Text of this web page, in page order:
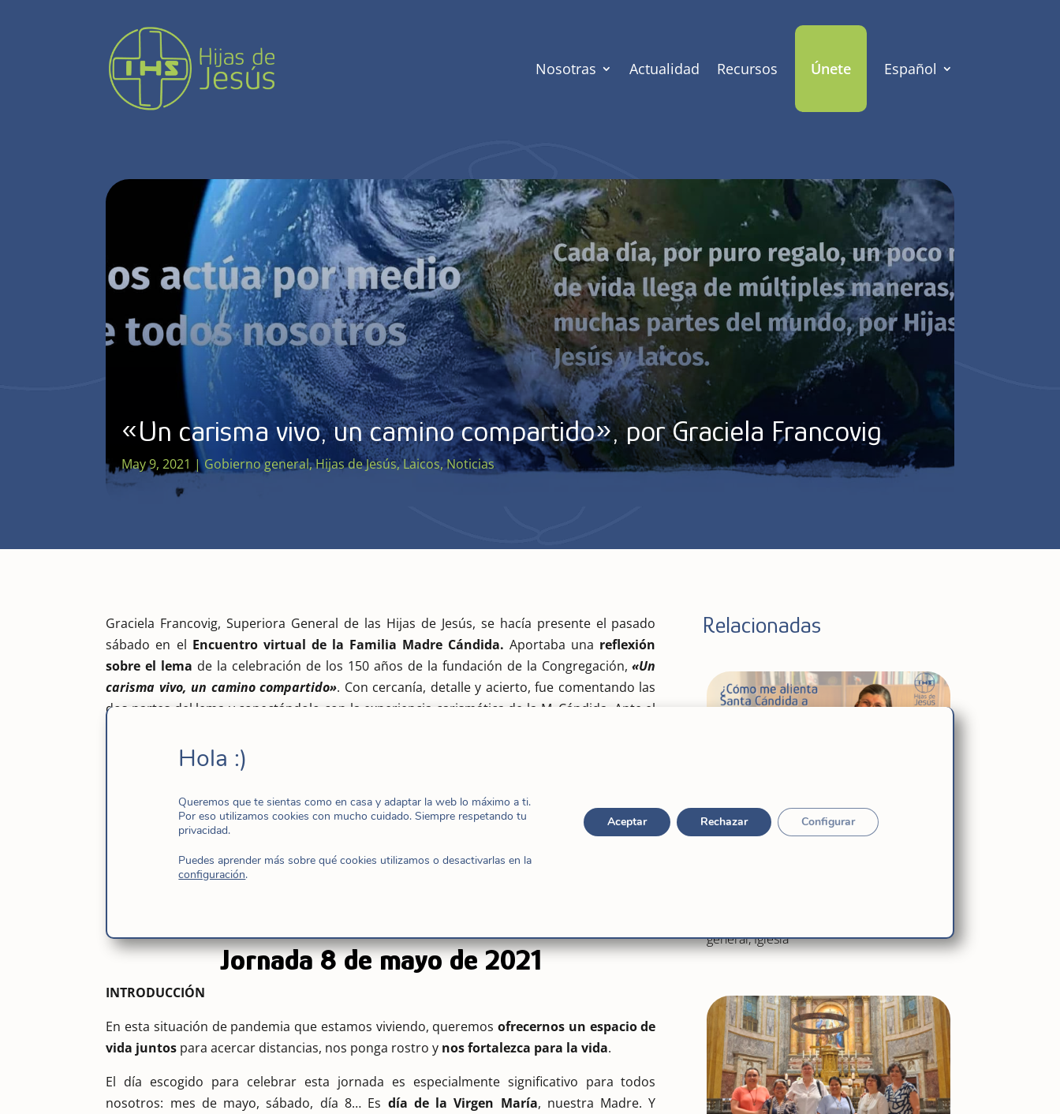
Nosotras Actualidad Recursos Únete Español
«Un carisma vivo, un camino compartido», por Graciela Francovig
May 9, 2021 |Gobierno general,Hijas de Jesús,Laicos,Noticias
Graciela Francovig, Superiora General de las Hijas de Jesús, se hacía presente el pasado
sábado en el Encuentro virtual de la Familia Madre Cándida.Aportaba una reflexión
sobre el lema de la celebración de los 150 años de la fundación de la Congregación,«Un
carisma vivo, un camino compartido». Con cercanía, detalle y acierto, fue comentando las
dos partes del lema y conectándolo con la experiencia carismática de la M. Cándida. Ante el
nos invitaba abuscar el nuevo rostro del carisma,
la CG XVIII. Llamada a una búsqueda conjunta de laicos e Hijas de Jesús, desde nuestras
vocaciones particulares, como Familia carismática.
Te ofrecemos un resumen de su charla pero también puedes descargarte eldocumento
Jornada 8 de mayo de 2021
INTRODUCCIÓN
En esta situación de pandemia que estamos viviendo, queremosofrecernos un espacio de
vida juntos para acercar distancias, nos ponga rostro y nos fortalezca para la vida.
El día escogido para celebrar esta jornada es especialmente significativo para todos
nosotros: mes de mayo, sábado, día 8… Es día de la Virgen María, nuestra Madre. Y
Relacionadas
general,Iglesia
Hola :)
Queremos que te sientas como en casa y adaptar la web lo máximo a ti.
Por eso utilizamos cookies con mucho cuidado. Siempre respetando tu
privacidad.
Puedes aprender más sobre qué cookies utilizamos o desactivarlas en la
configuración.
Aceptar Rechazar Configurar